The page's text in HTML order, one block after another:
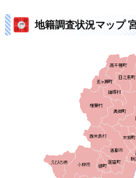
地籍調査状況マップ